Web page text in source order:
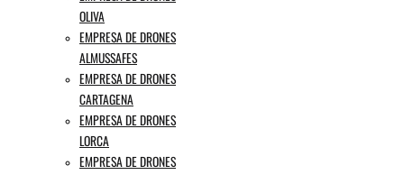
OLIVA
EMPRESA DE DRONES
ALMUSSAFES
EMPRESA DE DRONES
CARTAGENA
EMPRESA DE DRONES
LORCA
EMPRESA DE DRONES